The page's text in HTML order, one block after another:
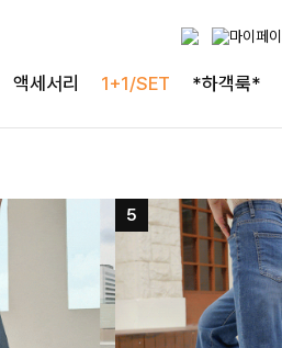
액세서리 1+1/SET *하객룩*